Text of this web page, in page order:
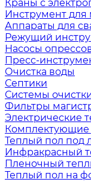
Краны с
Инструмент для
Аппараты для
Режущий
Насосы
Пресс-
Очистка воды
Септики
Системы
Фильтры
Электрические
Комплектующие
Теплый пол под
Инфракрасный
Пленочный
Теплый пол на